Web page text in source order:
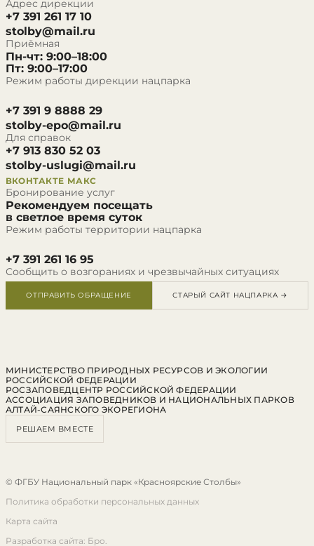
Адрес дирекции
+7 391 261 17 10
stolby@mail.ru
Приёмная
Пн-чт: 9:00–18:00
Пт: 9:00–17:00
Режим работы дирекции нацпарка
+7 391 9 8888 29
stolby-epo@mail.ru
Для справок
+7 913 830 52 03
stolby-uslugi@mail.ru
ВКОНТАКТЕ МАКС
Бронирование услуг
Рекомендуем посещать
в светлое время суток
Режим работы территории нацпарка
+7 391 261 16 95
Сообщить о возгораниях и чрезвычайных ситуациях
ОТПРАВИТЬ ОБРАЩЕНИЕ СТАРЫЙ САЙТ НАЦПАРКА →
МИНИСТЕРСТВО ПРИРОДНЫХ РЕСУРСОВ И ЭКОЛОГИИ
РОССИЙСКОЙ ФЕДЕРАЦИИ
РОСЗАПОВЕДЦЕНТР РОССИЙСКОЙ ФЕДЕРАЦИИ
АССОЦИАЦИЯ ЗАПОВЕДНИКОВ И НАЦИОНАЛЬНЫХ ПАРКОВ
АЛТАЙ-САЯНСКОГО ЭКОРЕГИОНА
РЕШАЕМ ВМЕСТЕ
© ФГБУ Национальный парк «Красноярские Столбы»
Политика обработки персональных данных
Карта сайта
Разработка сайта: Бро.